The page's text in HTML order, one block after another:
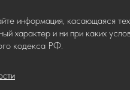
информация, касающаяся
характер и ни при каких
кодекса РФ.